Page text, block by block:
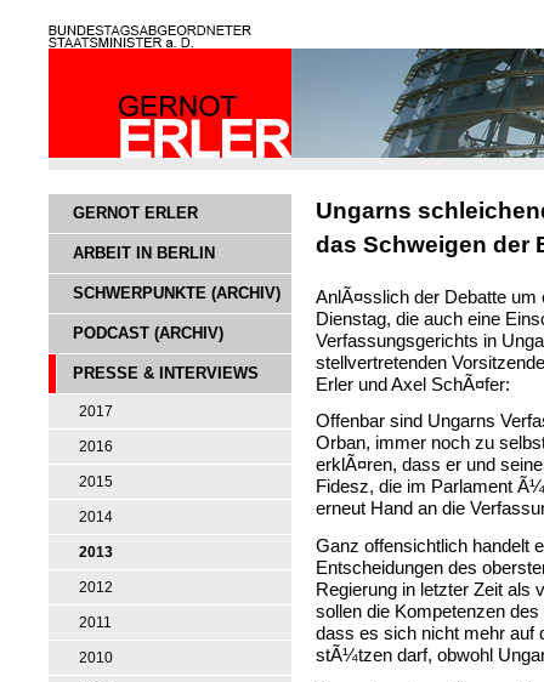
GERNOT ERLER
ARBEIT IN BERLIN
SCHWERPUNKTE (ARCHIV)
PODCAST (ARCHIV)
PRESSE & INTERVIEWS
2017
2016
2015
2014
2013
2012
2011
2010
Ungarns
das Schweigen der
AnlÃ¤sslich der Debatte
Dienstag, die auch eine
Verfassungsgerichts in
stellvertretenden
Erler und Axel SchÃ¤fer:
Offenbar sind Ungarns
Orban, immer noch zu
erklÃ¤ren, dass er und
Fidesz, die im Parlament
erneut Hand an die
Ganz offensichtlich handelt
Entscheidungen des
Regierung in letzter Zeit als
sollen die Kompetenzen
dass es sich nicht mehr auf
stÃ¼tzen darf, obwohl